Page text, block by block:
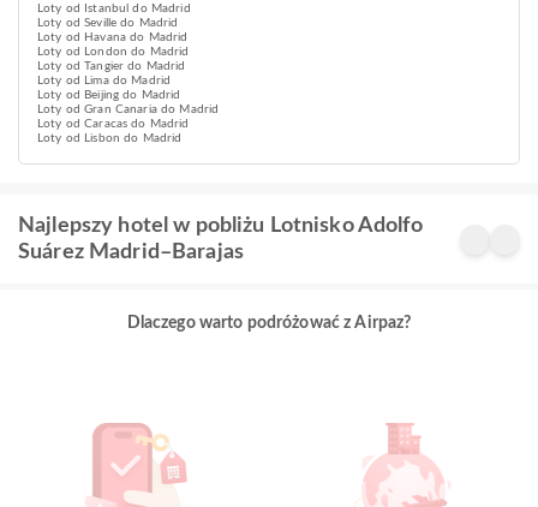
Loty od Istanbul do Madrid
Loty od Seville do Madrid
Loty od Havana do Madrid
Loty od London do Madrid
Loty od Tangier do Madrid
Loty od Lima do Madrid
Loty od Beijing do Madrid
Loty od Gran Canaria do Madrid
Loty od Caracas do Madrid
Loty od Lisbon do Madrid
Najlepszy hotel w pobliżu Lotnisko Adolfo
Suárez Madrid–Barajas
Dlaczego warto podróżować z Airpaz?